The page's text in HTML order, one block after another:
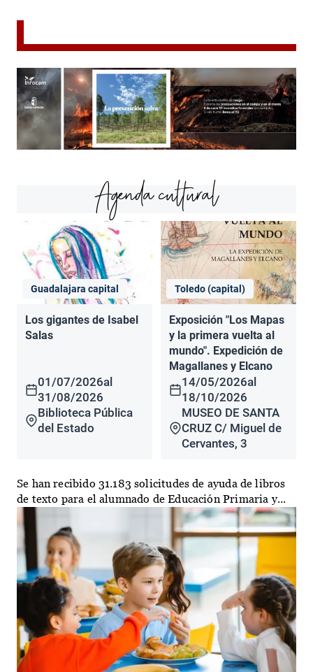
Agenda cultural
Guadalajara capital
Los gigantes de Isabel
Salas
01/07/2026al
31/08/2026
Biblioteca Pública
del Estado
Toledo (capital)
Exposición "Los Mapas
y la primera vuelta al
mundo". Expedición de
Magallanes y Elcano
14/05/2026al
18/10/2026
MUSEO DE SANTA
CRUZ C/ Miguel de
Cervantes, 3
Se han recibido 31.183 solicitudes de ayuda de libros
de texto para el alumnado de Educación Primaria y...